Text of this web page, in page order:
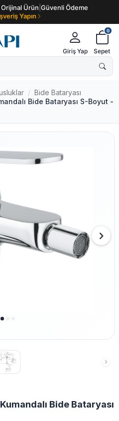
Orijinal Ürün Güvenli Ödeme
Yapın
Giriş Yap
0
Sepet
Bide Bataryası
Bide Bataryası S-Boyut -
Bide Bataryası